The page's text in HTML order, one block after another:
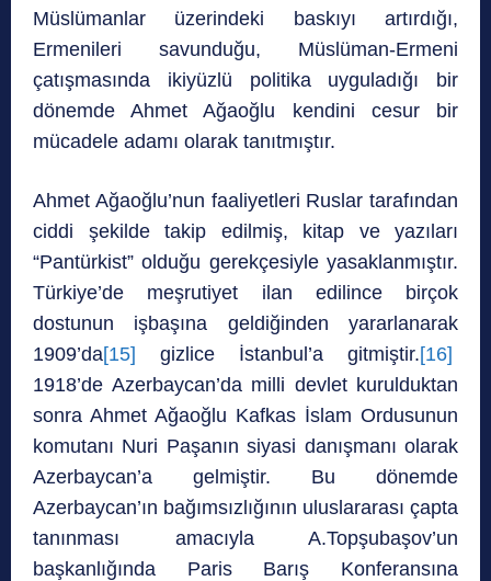
Müslümanlar üzerindeki baskıyı artırdığı,
Ermenileri savunduğu, Müslüman-Ermeni
çatışmasında ikiyüzlü politika uyguladığı bir
dönemde Ahmet Ağaoğlu kendini cesur bir
mücadele adamı olarak tanıtmıştır.
Ahmet Ağaoğlu’nun faaliyetleri Ruslar tarafından
ciddi şekilde takip edilmiş, kitap ve yazıları
“Pantürkist” olduğu gerekçesiyle yasaklanmıştır.
Türkiye’de meşrutiyet ilan edilince birçok
dostunun işbaşına geldiğinden yararlanarak
1909’da[15] gizlice İstanbul’a gitmiştir.[16]
1918’de Azerbaycan’da milli devlet kurulduktan
sonra Ahmet Ağaoğlu Kafkas İslam Ordusunun
komutanı Nuri Paşanın siyasi danışmanı olarak
Azerbaycan’a gelmiştir. Bu dönemde
Azerbaycan’ın bağımsızlığının uluslararası çapta
tanınması amacıyla A.Topşubaşov’un
başkanlığında Paris Barış Konferansına